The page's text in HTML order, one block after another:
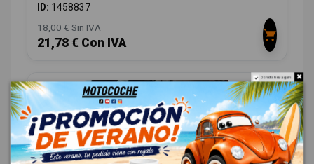
ID: 1458837
18,00 € Sin IVA
21,78 € Con IVA
Do not show again.